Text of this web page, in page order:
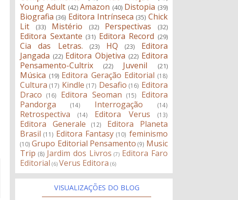
Young Adult (42) Amazon (40) Distopia (39)
Biografia (36) Editora Intrínseca (35) Chick
Lit
(33) Mistério (32) Perspectivas (32)
Editora Sextante (31) Editora Record (29)
Cia das Letras. (23) HQ (23)
Editora
Jangada (22) Editora Objetiva (22) Editora
Pensamento-Cultrix
(22) Juvenil (21)
Música (19) Editora Geração Editorial (18)
Cultura (17) Kindle (17) Desafio (16) Editora
Draco
(16) Editora Seoman (15)
Editora
Pandorga
(14) Interrogação (14)
Retrospectiva (14) Editora Verus (13)
Editora Generale (12)
Editora Planeta
Brasil (11) Editora Fantasy (10) feminismo
(10) Grupo Editorial Pensamento (9) Music
Trip (8) Jardim dos Livros (7) Editora Faro
Editorial (6) Verus Editora (6)
VISUALIZAÇÕES DO BLOG